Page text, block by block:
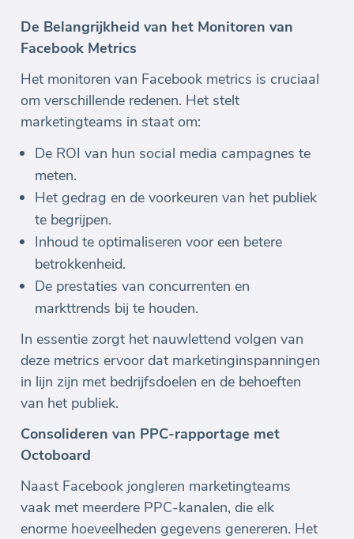
De Belangrijkheid van het Monitoren van
Facebook Metrics
Het monitoren van Facebook metrics is cruciaal
om verschillende redenen. Het stelt
marketingteams in staat om:
De ROI van hun social media campagnes te
meten.
Het gedrag en de voorkeuren van het publiek
te begrijpen.
Inhoud te optimaliseren voor een betere
betrokkenheid.
De prestaties van concurrenten en
markttrends bij te houden.
In essentie zorgt het nauwlettend volgen van
deze metrics ervoor dat marketinginspanningen
in lijn zijn met bedrijfsdoelen en de behoeften
van het publiek.
Consolideren van PPC-rapportage met
Octoboard
Naast Facebook jongleren marketingteams
vaak met meerdere PPC-kanalen, die elk
enorme hoeveelheden gegevens genereren. Het